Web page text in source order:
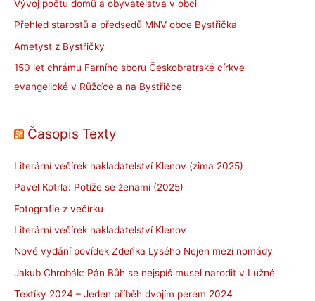
Vývoj počtu domů a obyvatelstva v obci
Přehled starostů a předsedů MNV obce Bystřička
Ametyst z Bystřičky
150 let chrámu Farního sboru Českobratrské církve
evangelické v Růžďce a na Bystřičce
Časopis Texty
Literární večírek nakladatelství Klenov (zima 2025)
Pavel Kotrla: Potíže se ženami (2025)
Fotografie z večírku
Literární večírek nakladatelství Klenov
Nové vydání povídek Zdeňka Lysého Nejen mezi nomády
Jakub Chrobák: Pán Bůh se nejspíš musel narodit v Lužné
Textíky 2024 – Jeden příběh dvojím perem 2024